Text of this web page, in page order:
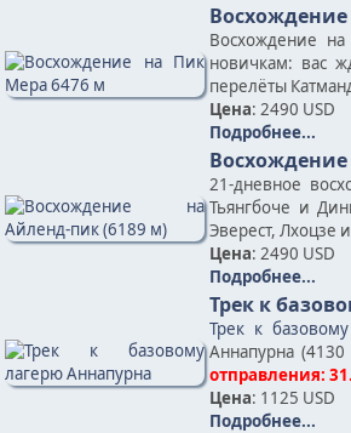
Восхождение
новичкам: вас
перелёты
Цена: 2490 USD
Подробнее...
21-дневное
Тьянгбоче и
Эверест, Лхоцзе
Цена: 2490 USD
Подробнее...
Трек к
Трек к
Аннапурна
отправления:
Цена: 1125 USD
Подробнее...